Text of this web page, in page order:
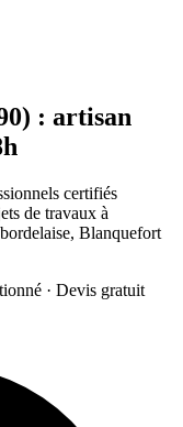
) : artisan
certifiés
de travaux à
Blanquefort
· Devis gratuit